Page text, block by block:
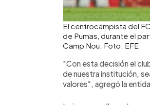
El centrocampista del
de Pumas, durante el
Camp Nou. Foto: EFE
"Con esta decisión el
de nuestra institución,
valores", agregó la